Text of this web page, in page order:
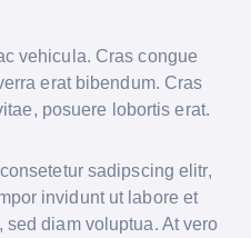
vehicula. Cras congue
erat bibendum. Cras
posuere lobortis erat.
sadipscing elitr,
invidunt ut labore et
diam voluptua. At vero